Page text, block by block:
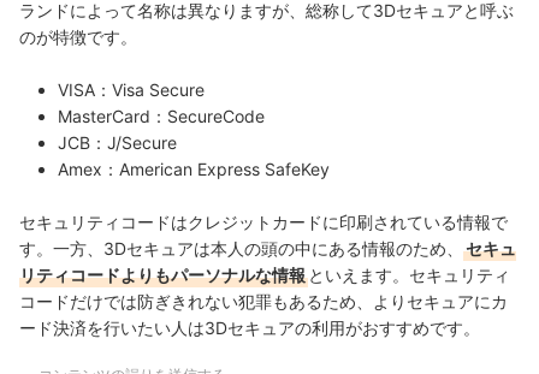
ランドによって名称は異なりますが、総称して3Dセキュアと呼ぶ
のが特徴です。
VISA：Visa Secure
MasterCard：SecureCode
JCB：J/Secure
Amex：American Express SafeKey
セキュリティコードはクレジットカードに印刷されている情報で
す。一方、3Dセキュアは本人の頭の中にある情報のため、
セキュ
リティコードよりもパーソナルな情報 といえます。セキュリティ
コードだけでは防ぎきれない犯罪もあるため、よりセキュアにカ
ード決済を行いたい人は3Dセキュアの利用がおすすめです。